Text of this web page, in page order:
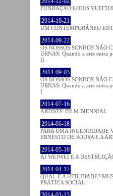
FUNDAÇÃO LOUIS
2014-10-21
UM CONTEMPORÂNEO
2014-09-22
OS NOSSOS SONHOS NÃO
URNAS: Quando a arte entra
II
2014-09-03
OS NOSSOS SONHOS NÃO
URNAS: Quando a arte entra
I
2014-07-16
ARTISTS' FILM BIENNIAL
2014-06-18
PARA UMA INGENUIDADE
ERNESTO DE SOUSA E A
2014-05-16
AI WEIWEI E A
2014-04-17
QUAL É A UTILIDADE?
PRÁTICA SOCIAL